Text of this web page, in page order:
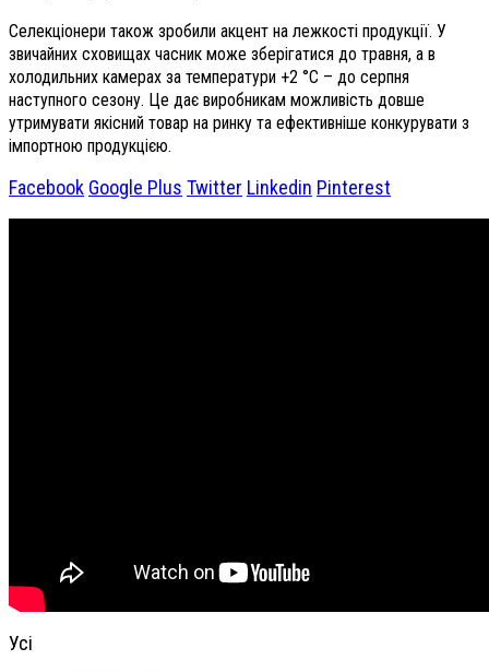
Селекціонери також зробили акцент на лежкості продукції. У
звичайних сховищах часник може зберігатися до травня, а в
холодильних камерах за температури +2 °C – до серпня
наступного сезону. Це дає виробникам можливість довше
утримувати якісний товар на ринку та ефективніше конкурувати з
імпортною продукцією.
Facebook Google Plus Twitter Linkedin Pinterest
Усі